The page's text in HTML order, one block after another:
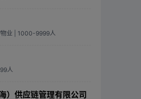
业 | 1000-9999人
人
）供应链管理有限公司